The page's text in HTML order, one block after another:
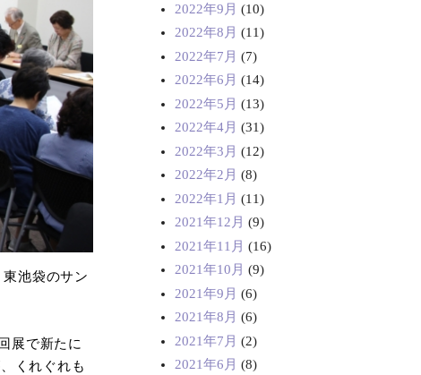
池袋のサン
展で新たに
くれぐれも
2022年9月 (10)
2022年8月 (11)
2022年7月 (7)
2022年6月 (14)
2022年5月 (13)
2022年4月 (31)
2022年3月 (12)
2022年2月 (8)
2022年1月 (11)
2021年12月 (9)
2021年11月 (16)
2021年10月 (9)
2021年9月 (6)
2021年8月 (6)
2021年7月 (2)
2021年6月 (8)